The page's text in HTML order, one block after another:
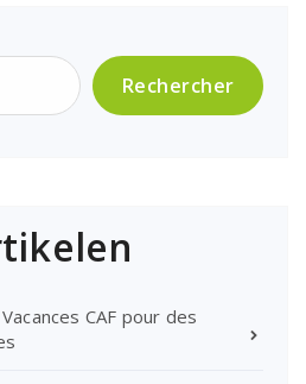
Rechercher
CAF pour des